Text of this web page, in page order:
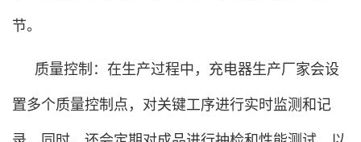
节。
质量控制：在生产过程中，充电器生产厂家会设
置多个质量控制点，对关键工序进行实时监测和记